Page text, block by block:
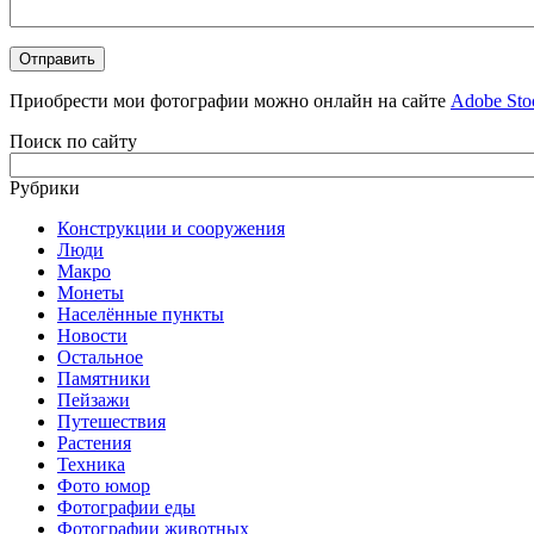
Приобрести мои фотографии можно онлайн на сайте Adobe
Поиск по сайту
Рубрики
Конструкции и сооружения
Люди
Макро
Монеты
Населённые пункты
Новости
Остальное
Памятники
Пейзажи
Путешествия
Растения
Техника
Фото юмор
Фотографии еды
Фотографии животных